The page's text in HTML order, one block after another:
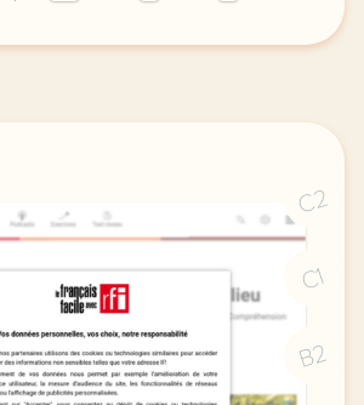
sport est present dans tous les
C2
C1
B2